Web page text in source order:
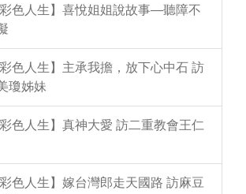
色人生】喜悅姐姐說故事—聽障不
色人生】主承我擔，放下心中石 訪
瓊姊妹
色人生】真神大愛 訪二重教會王仁
色人生】嫁台灣郎走天國路 訪麻豆